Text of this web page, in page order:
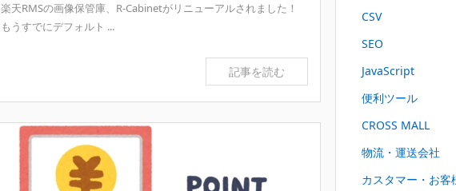
楽天RMSの画像保管庫、R-Cabinetがリニューアルされました！
もうすでにデフォルト ...
記事を読む
CSV
SEO
JavaScript
便利ツール
CROSS MALL
物流・運送会社
カスタマー・お客